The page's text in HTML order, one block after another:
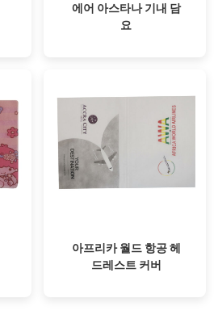
에어 아스타나 기내 담
요
아프리카 월드 항공 헤
드레스트 커버